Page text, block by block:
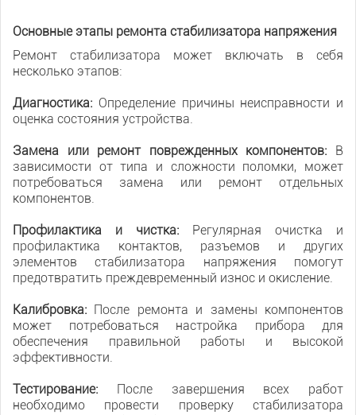
Основные этапы ремонта стабилизатора напряжения
Ремонт стабилизатора может включать в себя
несколько этапов:
Диагностика: Определение причины неисправности и
оценка состояния устройства.
Замена или ремонт поврежденных компонентов: В
зависимости от типа и сложности поломки, может
потребоваться замена или ремонт отдельных
компонентов.
Профилактика и чистка: Регулярная очистка и
профилактика контактов, разъемов и других
элементов стабилизатора напряжения помогут
предотвратить преждевременный износ и окисление.
Калибровка: После ремонта и замены компонентов
может потребоваться настройка прибора для
обеспечения правильной работы и высокой
эффективности.
Тестирование: После завершения всех работ
необходимо провести проверку стабилизатора